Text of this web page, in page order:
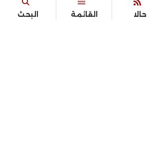
حالا القائمة البحث